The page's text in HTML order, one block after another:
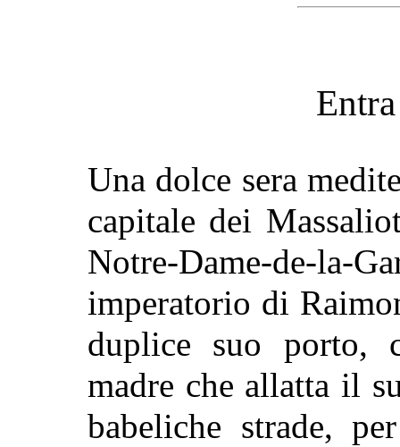
Una dolce sera
capitale dei
Notre-Dame-de-
imperatorio di
duplice suo porto,
madre che allatta il
babeliche strade,